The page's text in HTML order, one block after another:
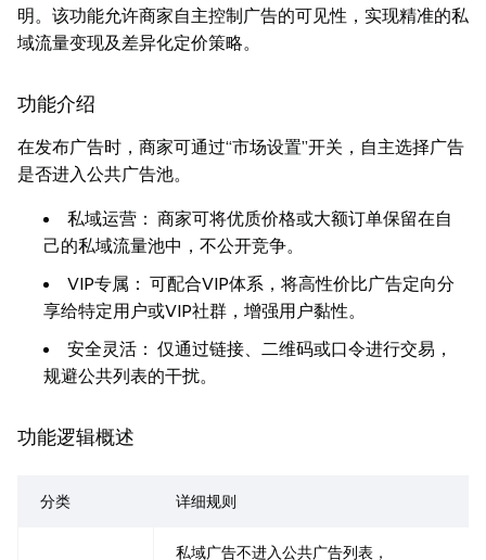
明。该功能允许商家自主控制广告的可见性，实现精准的私
域流量变现及差异化定价策略。
功能介绍
在发布广告时，商家可通过“市场设置”开关，自主选择广告
是否进入公共广告池。
私域运营： 商家可将优质价格或大额订单保留在自
己的私域流量池中，不公开竞争。
VIP专属： 可配合VIP体系，将高性价比广告定向分
享给特定用户或VIP社群，增强用户黏性。
安全灵活： 仅通过链接、二维码或口令进行交易，
规避公共列表的干扰。
功能逻辑概述
分类 详细规则
私域广告不进入公共广告列表，